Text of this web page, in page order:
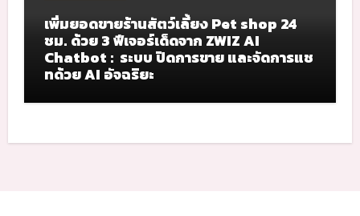
เพิ่มยอดขายร้านสัตว์เลี้ยง Pet shop 24
ชม. ด้วย 3 ฟีเจอร์เด็ดจาก ZWIZ AI
Chatbot : ระบบ ปิดการขาย และจัดการแช
ทด้วย AI อัจฉริยะ